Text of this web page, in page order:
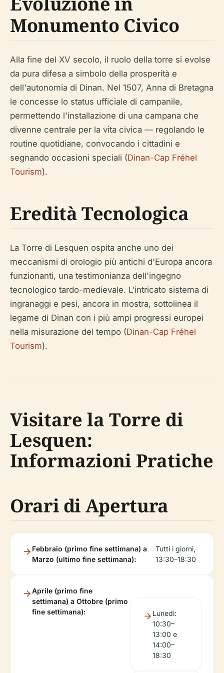
Monumento Civico
Alla fine del XV secolo, il ruolo della torre si evolse
da pura difesa a simbolo della prosperità e
dell'autonomia di Dinan. Nel 1507, Anna di Bretagna
le concesse lo status ufficiale di campanile,
permettendo l'installazione di una campana che
divenne centrale per la vita civica — regolando le
routine quotidiane, convocando i cittadini e
segnando occasioni speciali (Dinan-Cap Fréhel
Tourism).
Eredità Tecnologica
La Torre di Lesquen ospita anche uno dei
meccanismi di orologio più antichi d'Europa ancora
funzionanti, una testimonianza dell'ingegno
tecnologico tardo-medievale. L'intricato sistema di
ingranaggi e pesi, ancora in mostra, sottolinea il
legame di Dinan con i più ampi progressi europei
nella misurazione del tempo (Dinan-Cap Fréhel
Tourism).
Visitare la Torre di
Lesquen:
Informazioni Pratiche
Orari di Apertura
Febbraio (primo fine settimana) a
Marzo (ultimo fine settimana):
Tutti i giorni,
13:30–18:30
Aprile (primo fine
settimana) a Ottobre (primo
fine settimana):
Lunedì:
10:30–
13:00 e
14:00–
18:30